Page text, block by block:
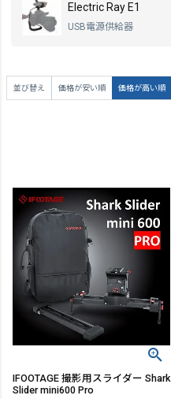
Electric Ray E1
USB電源供給器
並び替え 価格が安い順 価格が高い順
IFOOTAGE 撮影用スライダー Shark
Slider mini600 Pro